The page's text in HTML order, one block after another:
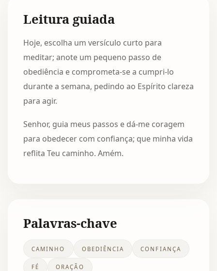
Leitura guiada
Hoje, escolha um versículo curto para
meditar; anote um pequeno passo de
obediência e comprometa-se a cumpri-lo
durante a semana, pedindo ao Espírito clareza
para agir.
Senhor, guia meus passos e dá-me coragem
para obedecer com confiança; que minha vida
reflita Teu caminho. Amém.
Palavras-chave
CAMINHO OBEDIÊNCIA CONFIANÇA
FÉ ORAÇÃO